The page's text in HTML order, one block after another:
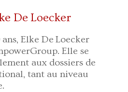
De Loecker
Elke De Loecker
Elle se
aux dossiers de
tant au niveau